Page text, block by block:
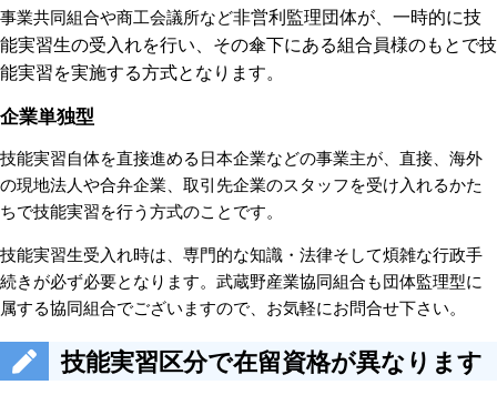
事業共同組合や商工会議所など非営利監理団体が、一時的に技
能実習生の受入れを行い、その傘下にある組合員様のもとで技
能実習を実施する方式となります。
企業単独型
技能実習自体を直接進める日本企業などの事業主が、直接、海外
の現地法人や合弁企業、取引先企業のスタッフを受け入れるかた
ちで技能実習を行う方式のことです。
技能実習生受入れ時は、専門的な知識・法律そして煩雑な行政手
続きが必ず必要となります。武蔵野産業協同組合も団体監理型に
属する協同組合でございますので、お気軽にお問合せ下さい。
技能実習区分で在留資格が異なります